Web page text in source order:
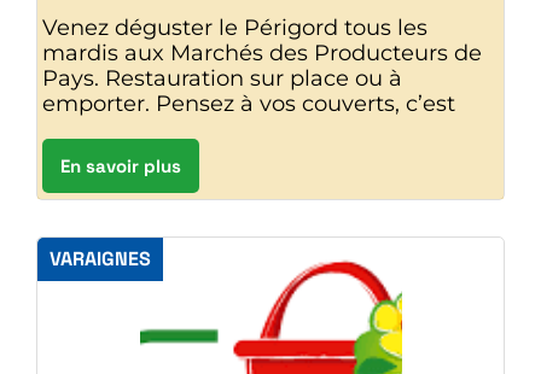
Venez déguster le Périgord tous les
mardis aux Marchés des Producteurs de
Pays. Restauration sur place ou à
emporter. Pensez à vos couverts, c’est
En savoir plus
VARAIGNES